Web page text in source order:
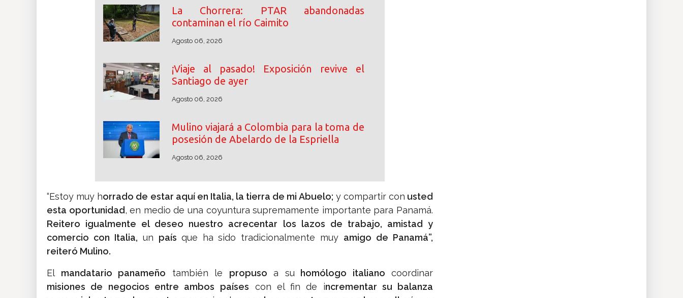
La Chorrera: PTAR abandonadas
contaminan el río Caimito
Agosto 06, 2026
¡Viaje al pasado! Exposición revive el
Santiago de ayer
Agosto 06, 2026
Mulino viajará a Colombia para la toma de
posesión de Abelardo de la Espriella
Agosto 06, 2026
“Estoy muy horrado de estar aquí en Italia, la tierra de mi Abuelo; y compartir con usted
esta oportunidad, en medio de una coyuntura supremamente importante para Panamá.
Reitero igualmente el deseo nuestro acrecentar los lazos de trabajo, amistad y
comercio con Italia, un país que ha sido tradicionalmente muy amigo de Panamá”,
reiteró Mulino.
El mandatario panameño también le propuso a suhomólogo italiano coordinar
misiones de negocios entre ambos
países con el fin de incrementar su balanza